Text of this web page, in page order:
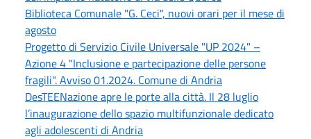
Biblioteca Comunale "G. Ceci", nuovi orari per il mese di
agosto
Progetto di Servizio Civile Universale "UP 2024" –
Azione 4 "Inclusione e partecipazione delle persone
fragili". Avviso 01.2024. Comune di Andria
DesTEENazione apre le porte alla città. Il 28 luglio
l’inaugurazione dello spazio multifunzionale dedicato
agli adolescenti di Andria